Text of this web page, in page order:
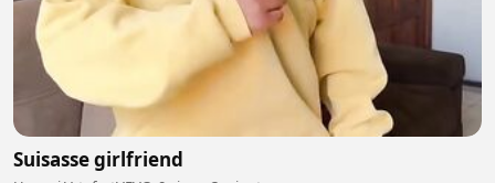
Suisasse girlfriend